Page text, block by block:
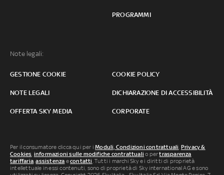
PROGRAMMI
Note legali:
GESTIONE COOKIE COOKIE POLICY
NOTE LEGALI DICHIARAZIONE DI ACCESSIBILITÀ
OFFERTA SKY MEDIA CORPORATE
Per il consumatore clicca qui per iModuli, Condizioni contrattuali, Privacy &
Cookies, informazioni sulle modifiche contrattuali o pertrasparenza
tariffaria,assistenza econtatti. Tutti i marchi Sky e i diritti di proprietà
intellettuale in essi contenuti, sono di proprietà di Sky international AG e sono